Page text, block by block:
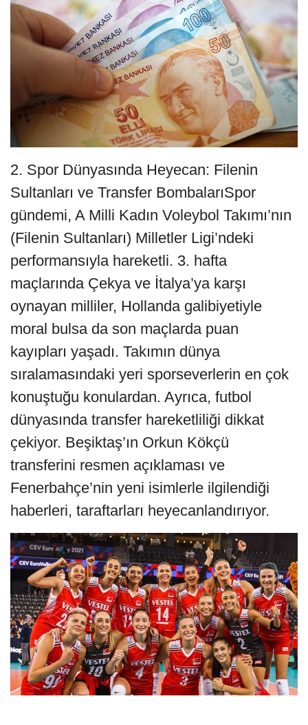
2. Spor Dünyasında Heyecan: Filenin
Sultanları ve Transfer BombalarıSpor
gündemi, A Milli Kadın Voleybol Takımı’nın
(Filenin Sultanları) Milletler Ligi’ndeki
performansıyla hareketli. 3. hafta
maçlarında Çekya ve İtalya’ya karşı
oynayan milliler, Hollanda galibiyetiyle
moral bulsa da son maçlarda puan
kayıpları yaşadı. Takımın dünya
sıralamasındaki yeri sporseverlerin en çok
konuştuğu konulardan. Ayrıca, futbol
dünyasında transfer hareketliliği dikkat
çekiyor. Beşiktaş’ın Orkun Kökçü
transferini resmen açıklaması ve
Fenerbahçe’nin yeni isimlerle ilgilendiği
haberleri, taraftarları heyecanlandırıyor.